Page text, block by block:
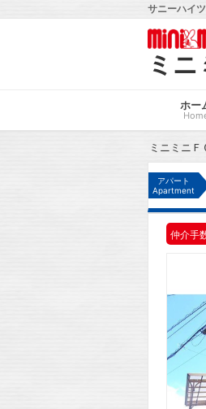
サニーハイ
ミ
ホー
ミニミニ
アパート
Apartment
仲介手